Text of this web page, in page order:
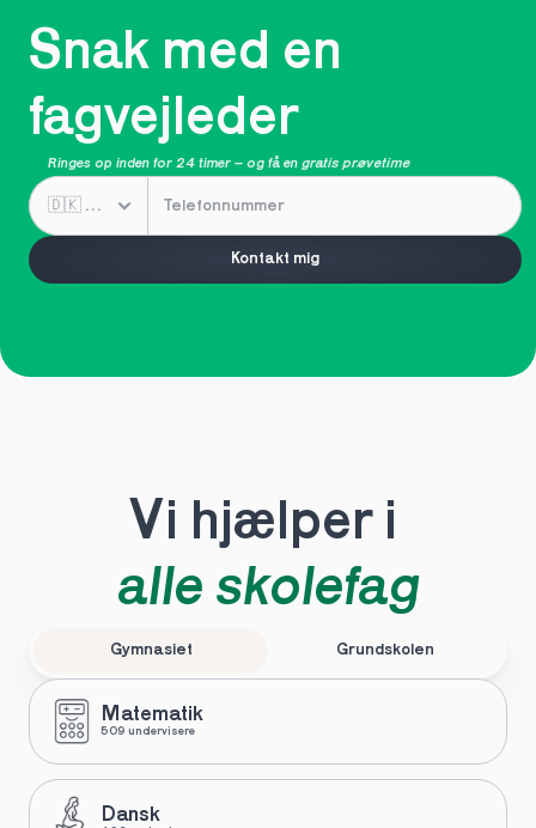
Snak med en
fagvejleder
Ringes op inden for 24 timer – og få en gratis prøvetime
Kontakt mig
Vi hjælper i
alle skolefag
Gymnasiet Grundskolen
Matematik
509 undervisere
Dansk